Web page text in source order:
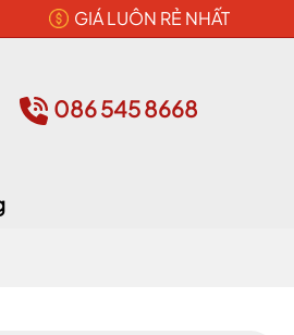
GIÁ LUÔN RẺ NHẤT
086 545 8668